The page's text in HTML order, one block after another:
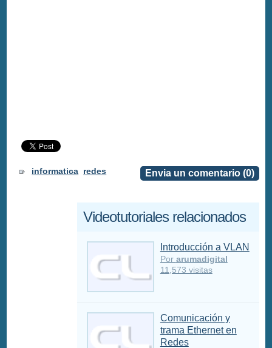
Envia un comentario (0)
informatica redes
Videotutoriales relacionados
Introducción a VLAN
Por arumadigital
11,573 visitas
Comunicación y
trama Ethernet en
Redes